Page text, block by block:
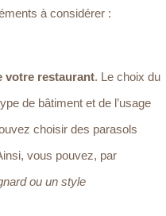
à considérer :
votre restaurant. Le choix du
de bâtiment et de l’usage
choisir des parasols
vous pouvez, par
ou un style